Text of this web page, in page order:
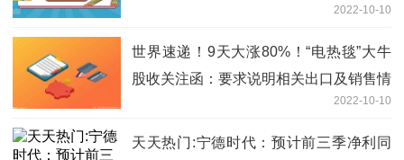
2022-10-10
世界速递！9天大涨80%！“电热毯”大牛
股收关注函：要求说明相关出口及销售情
2022-10-10
天天热门:宁德时代：预计前三季净利同